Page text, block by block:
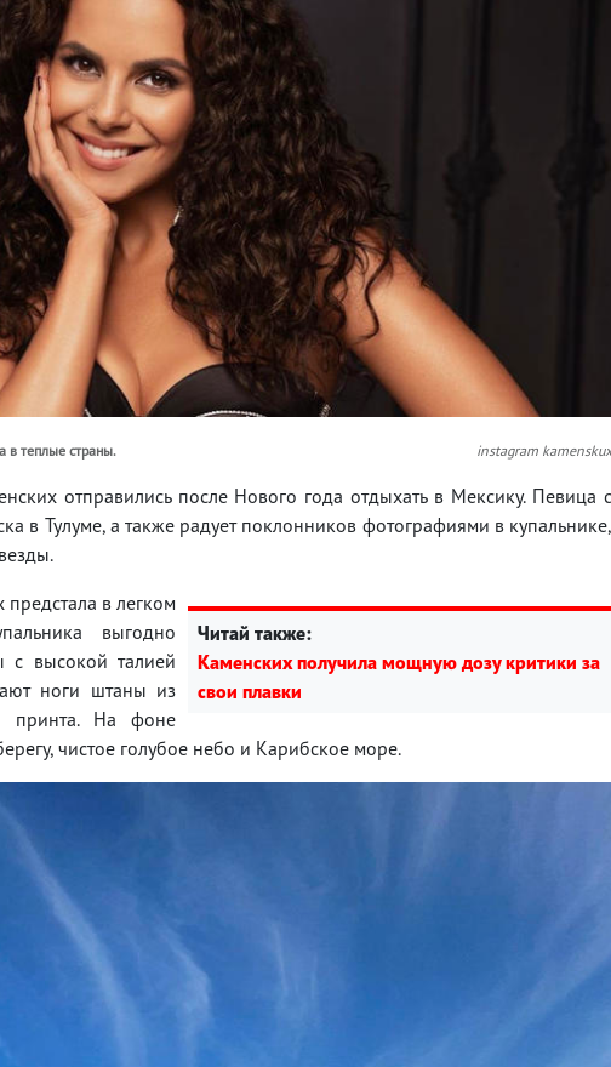
в теплые страны. instagram kamenskux
отправились после Нового года отдыхать в Мексику. Певица с
в Тулуме, а также радует поклонников фотографиями в купальнике,
Читай также:
Каменских получила мощную дозу критики за
свои плавки
в легком
выгодно
с высокой талией
ноги штаны из
принта. На фоне
чистое голубое небо и Карибское море.